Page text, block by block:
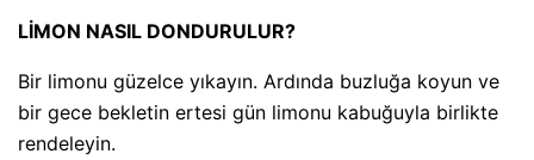
LİMON NASIL DONDURULUR?
Bir limonu güzelce yıkayın. Ardında buzluğa koyun ve
bir gece bekletin ertesi gün limonu kabuğuyla birlikte
rendeleyin.